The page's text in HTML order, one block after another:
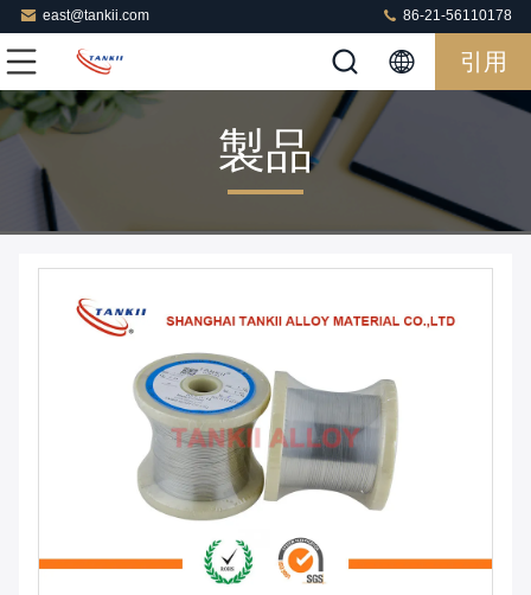
east@tankii.com 86-21-56110178
引用
製品